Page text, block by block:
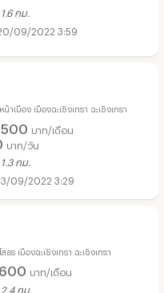
กม.
09/2022 3:59
าเมือง เมืองฉะเชิงเทรา ฉะเชิงเทรา
บาท/เดือน
บาท/วัน
กม.
09/2022 3:29
ร เมืองฉะเชิงเทรา ฉะเชิงเทรา
บาท/เดือน
กม.